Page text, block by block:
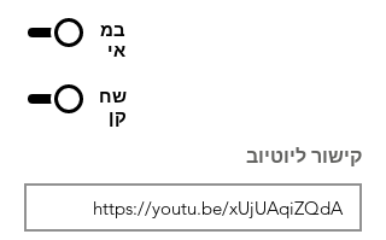
במ
אי
שח
קן
קישור ליוטיוב